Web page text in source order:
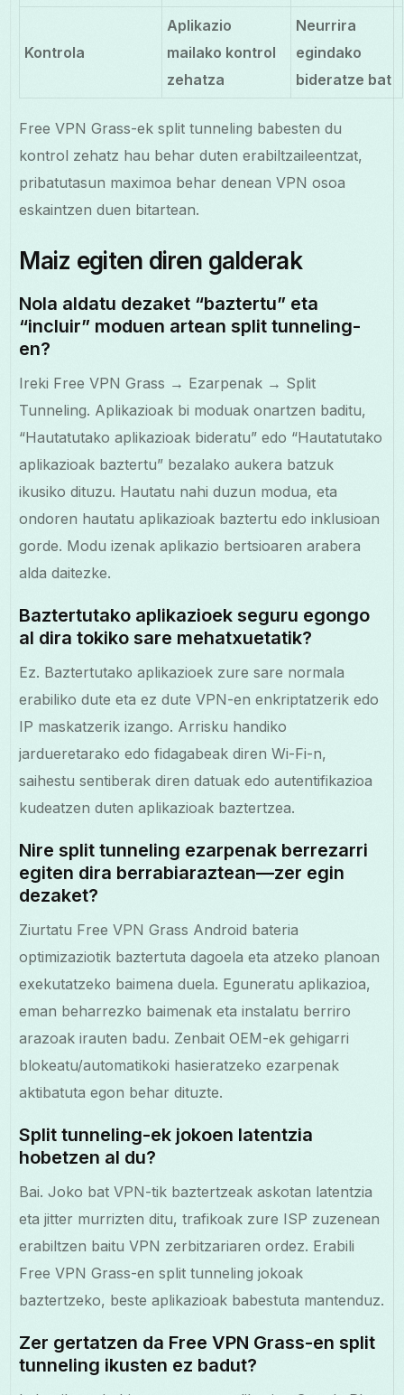
Kontrola
Aplikazio
mailako kontrol
zehatza
Neurrira
egindako
bideratze bat
Free VPN Grass-ek split tunneling babesten du
kontrol zehatz hau behar duten erabiltzaileentzat,
pribatutasun maximoa behar denean VPN osoa
eskaintzen duen bitartean.
Maiz egiten diren galderak
Nola aldatu dezaket “baztertu” eta
“incluir” moduen artean split tunneling-
en?
Ireki Free VPN Grass → Ezarpenak → Split
Tunneling. Aplikazioak bi moduak onartzen baditu,
“Hautatutako aplikazioak bideratu” edo “Hautatutako
aplikazioak baztertu” bezalako aukera batzuk
ikusiko dituzu. Hautatu nahi duzun modua, eta
ondoren hautatu aplikazioak baztertu edo inklusioan
gorde. Modu izenak aplikazio bertsioaren arabera
alda daitezke.
Baztertutako aplikazioek seguru egongo
al dira tokiko sare mehatxuetatik?
Ez. Baztertutako aplikazioek zure sare normala
erabiliko dute eta ez dute VPN-en enkriptatzerik edo
IP maskatzerik izango. Arrisku handiko
jardueretarako edo fidagabeak diren Wi-Fi-n,
saihestu sentiberak diren datuak edo autentifikazioa
kudeatzen duten aplikazioak baztertzea.
Nire split tunneling ezarpenak berrezarri
egiten dira berrabiaraztean—zer egin
dezaket?
Ziurtatu Free VPN Grass Android bateria
optimizaziotik baztertuta dagoela eta atzeko planoan
exekutatzeko baimena duela. Eguneratu aplikazioa,
eman beharrezko baimenak eta instalatu berriro
arazoak irauten badu. Zenbait OEM-ek gehigarri
blokeatu/automatikoki hasieratzeko ezarpenak
aktibatuta egon behar dituzte.
Split tunneling-ek jokoen latentzia
hobetzen al du?
Bai. Joko bat VPN-tik baztertzeak askotan latentzia
eta jitter murrizten ditu, trafikoak zure ISP zuzenean
erabiltzen baitu VPN zerbitzariaren ordez. Erabili
Free VPN Grass-en split tunneling jokoak
baztertzeko, beste aplikazioak babestuta mantenduz.
Zer gertatzen da Free VPN Grass-en split
tunneling ikusten ez badut?